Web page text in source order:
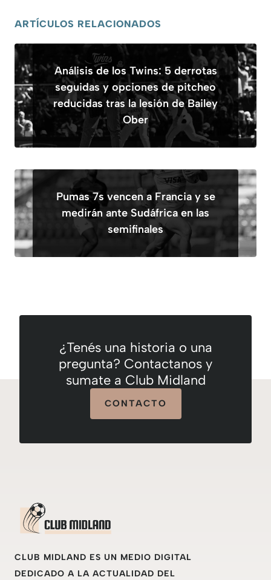
ARTÍCULOS RELACIONADOS
Análisis de los Twins: 5 derrotas
seguidas y opciones de pitcheo
reducidas tras la lesión de Bailey
Ober
Pumas 7s vencen a Francia y se
medirán ante Sudáfrica en las
semifinales
¿Tenés una historia o una
pregunta? Contactanos y
sumate a Club Midland
CONTACTO
CLUB MIDLAND ES UN MEDIO DIGITAL
DEDICADO A LA ACTUALIDAD DEL